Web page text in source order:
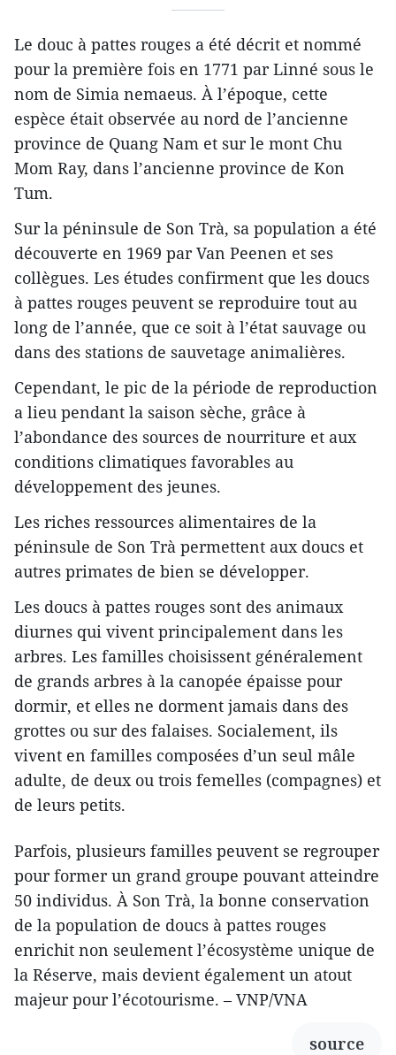
Le douc à pattes rouges a été décrit et nommé
pour la première fois en 1771 par Linné sous le
nom de Simia nemaeus. À l’époque, cette
espèce était observée au nord de l’ancienne
province de Quang Nam et sur le mont Chu
Mom Ray, dans l’ancienne province de Kon
Tum.
Sur la péninsule de Son Trà, sa population a été
découverte en 1969 par Van Peenen et ses
collègues. Les études confirment que les doucs
à pattes rouges peuvent se reproduire tout au
long de l’année, que ce soit à l’état sauvage ou
dans des stations de sauvetage animalières.
Cependant, le pic de la période de reproduction
a lieu pendant la saison sèche, grâce à
l’abondance des sources de nourriture et aux
conditions climatiques favorables au
développement des jeunes.
Les riches ressources alimentaires de la
péninsule de Son Trà permettent aux doucs et
autres primates de bien se développer.
Les doucs à pattes rouges sont des animaux
diurnes qui vivent principalement dans les
arbres. Les familles choisissent généralement
de grands arbres à la canopée épaisse pour
dormir, et elles ne dorment jamais dans des
grottes ou sur des falaises. Socialement, ils
vivent en familles composées d’un seul mâle
adulte, de deux ou trois femelles (compagnes) et
de leurs petits.
Parfois, plusieurs familles peuvent se regrouper
pour former un grand groupe pouvant atteindre
50 individus. À Son Trà, la bonne conservation
de la population de doucs à pattes rouges
enrichit non seulement l’écosystème unique de
la Réserve, mais devient également un atout
majeur pour l’écotourisme. – VNP/VNA
source